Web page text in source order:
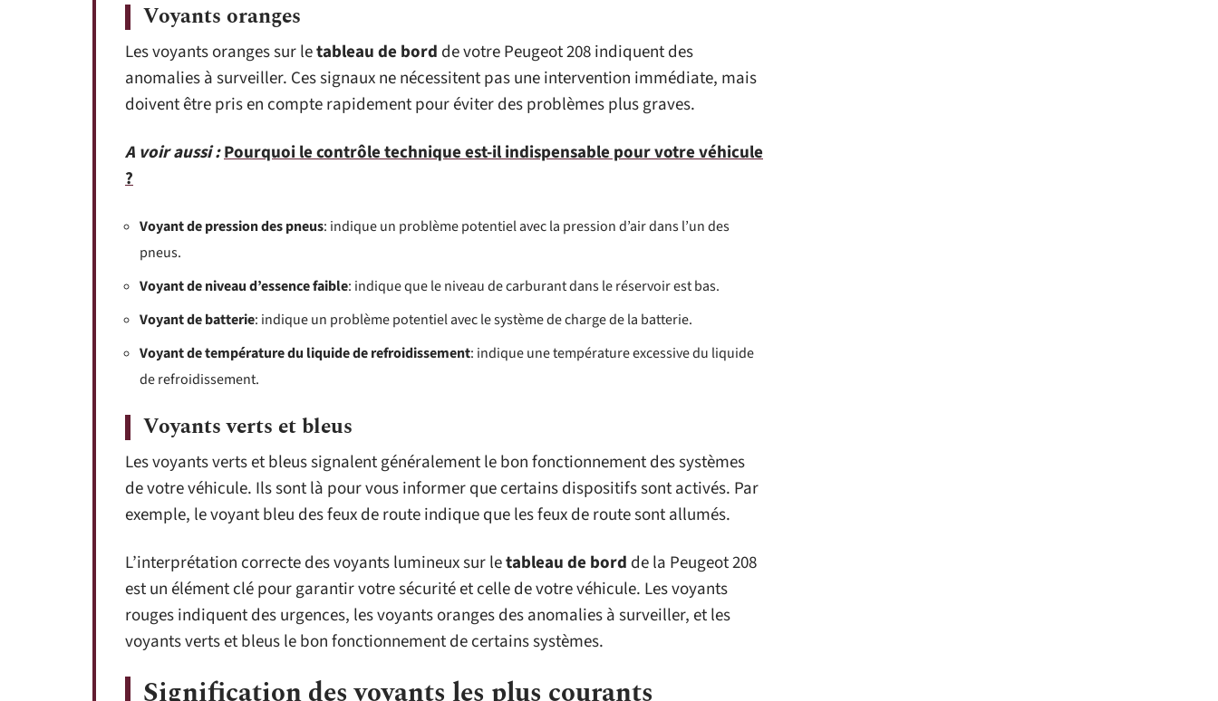
Voyants oranges
Les voyants oranges sur letableau de bord de votre Peugeot 208 indiquent des
anomalies à surveiller. Ces signaux ne nécessitent pas une intervention immédiate, mais
doivent être pris en compte rapidement pour éviter des problèmes plus graves.
A voir aussi :Pourquoi le contrôle technique est-il indispensable pour votre véhicule
?
Voyant de pression des pneus: indique un problème potentiel avec la pression d’air dans l’un des
pneus.
Voyant de niveau d’essence faible: indique que le niveau de carburant dans le réservoir est bas.
Voyant de batterie: indique un problème potentiel avec le système de charge de la batterie.
Voyant de température du liquide de refroidissement: indique une température excessive du liquide
de refroidissement.
Voyants verts et bleus
Les voyants verts et bleus signalent généralement le bon fonctionnement des systèmes
de votre véhicule. Ils sont là pour vous informer que certains dispositifs sont activés. Par
exemple, le voyant bleu des feux de route indique que les feux de route sont allumés.
L’interprétation correcte des voyants lumineux sur letableau de bord de la Peugeot 208
est un élément clé pour garantir votre sécurité et celle de votre véhicule. Les voyants
rouges indiquent des urgences, les voyants oranges des anomalies à surveiller, et les
voyants verts et bleus le bon fonctionnement de certains systèmes.
Signification des voyants les plus courants